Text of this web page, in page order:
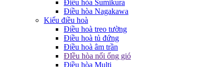
Điều hòa Sumikura
Điều hòa Nagakawa
Kiểu điều hoà
Điều hoà treo tường
Điều hoà tủ đứng
Điều hoà âm trần
ĐIều hòa nối ống gió
Điều hòa Multi